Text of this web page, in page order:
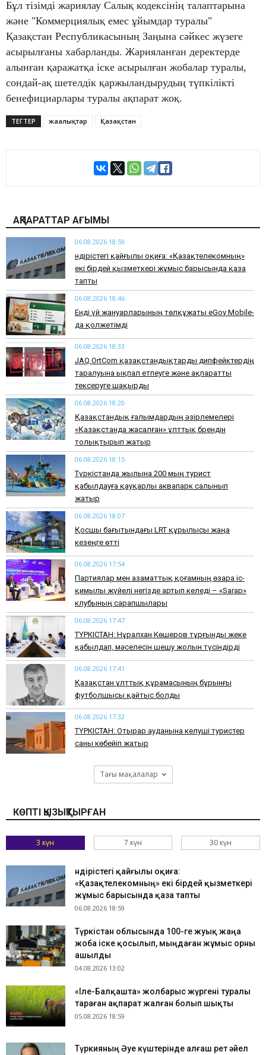
Бұл тізімді жариялау Салық кодексінің талаптарына
және "Коммерциялық емес ұйымдар туралы"
Қазақстан Республикасының Заңына сәйкес жүзеге
асырылғаны хабарланды. Жарияланған деректерде
алынған қаражатқа іске асырылған жобалар туралы,
сондай-ақ шетелдік қаржыландырудың түпкілікті
бенефициарлары туралы ақпарат жоқ.
ТЕГТЕР жаңалықтар Қазақстан
АҚПАРАТТАР АҒЫМЫ
06.08.2026 18:59
Өндірістегі қайғылы оқиға: «Қазақтелекомның»
екі бірдей қызметкері жұмыс барысында қаза
тапты
06.08.2026 18:46
Енді үй жануарларының төлқұжаты eGov Mobile-
да қолжетімді
06.08.2026 18:33
JAQ.OrtCom қазақстандықтарды дипфейктердің
таралуына ықпал етпеуге және ақпаратты
тексеруге шақырды
06.08.2026 18:20
Қазақстандық ғалымдардың әзірлемелері
«Қазақстанда жасалған» ұлттық брендін
толықтырып жатыр
06.08.2026 18:15
Түркістанда жылына 200 мың турист
қабылдауға қауқарлы аквапарк салынып
жатыр
06.08.2026 18:07
Қосшы бағытындағы LRT құрылысы жаңа
кезеңге өтті
06.08.2026 17:54
Партиялар мен азаматтық қоғамның өзара іс-
қимылы жүйелі негізде артып келеді – «Sarap»
клубының сарапшылары
06.08.2026 17:47
ТҮРКІСТАН: Нұралхан Көшеров тұрғынды жеке
қабылдап, мәселесін шешу жолын түсіндірді
06.08.2026 17:41
Қазақстан ұлттық құрамасының бұрынғы
футболшысы қайтыс болды
06.08.2026 17:32
ТҮРКІСТАН: Отырар ауданына келуші туристер
саны көбейіп жатыр
Тағы мақалалар
КӨПТІ ҚЫЗЫҚТЫРҒАН
3 күн 7 күн 30 күн
Өндірістегі қайғылы оқиға:
«Қазақтелекомның» екі бірдей қызметкері
жұмыс барысында қаза тапты
06.08.2026 18:59
Түркістан облысында 100-ге жуық жаңа
жоба іске қосылып, мыңдаған жұмыс орны
ашылды
04.08.2026 13:02
«Іле-Балқашта» жолбарыс жүргені туралы
тараған ақпарат жалған болып шықты
05.08.2026 18:59
Түркияның Әуе күштерінде алғаш рет әйел